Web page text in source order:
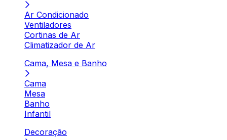
Ar Condicionado
Ventiladores
Cortinas de Ar
Climatizador de Ar
Cama, Mesa e Banho
Cama
Mesa
Banho
Infantil
Decoração